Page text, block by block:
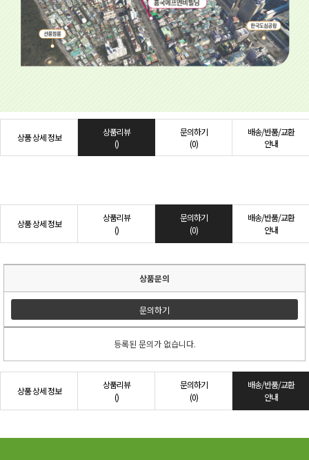
상품 상세 정보
상품리뷰
()
문의하기
(0)
배송/반품/교환
안내
상품 상세 정보
상품리뷰
()
문의하기
(0)
배송/반품/교환
안내
상품문의
문의하기
등록된 문의가 없습니다.
상품 상세 정보
상품리뷰
()
문의하기
(0)
배송/반품/교환
안내